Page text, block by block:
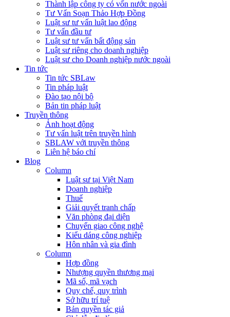
Thành lập công ty có vốn nước ngoài
Tư Vấn Soạn Thảo Hợp Đồng
Luật sư tư vấn luật lao động
Tư vấn đầu tư
Luật sư tư vấn bất động sản
Luật sư riêng cho doanh nghiệp
Luật sư cho Doanh nghiệp nước ngoài
Tin tức
Tin tức SBLaw
Tin pháp luật
Đào tạo nội bộ
Bản tin pháp luật
Truyền thông
Ảnh hoạt động
Tư vấn luật trên truyền hình
SBLAW với truyền thông
Liên hệ báo chí
Blog
Column
Luật sư tại Việt Nam
Doanh nghiệp
Thuế
Giải quyết tranh chấp
Văn phòng đại diện
Chuyển giao công nghệ
Kiểu dáng công nghiệp
Hôn nhân và gia đình
Column
Hợp đồng
Nhượng quyền thương mại
Mã số, mã vạch
Quy chế, quy trình
Sở hữu trí tuệ
Bản quyền tác giả